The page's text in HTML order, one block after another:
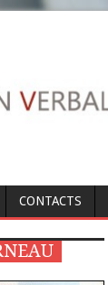
CONTACTS